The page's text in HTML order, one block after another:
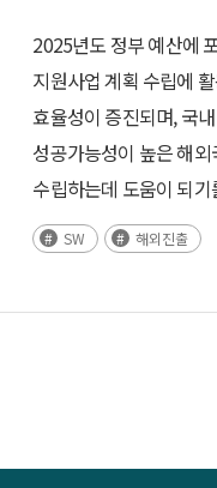
2025년도 정부 예산에
지원사업 계획 수립에
효율성이 증진되며, 국
성공가능성이 높은 해
수립하는데 도움이 되
SW 해외진출